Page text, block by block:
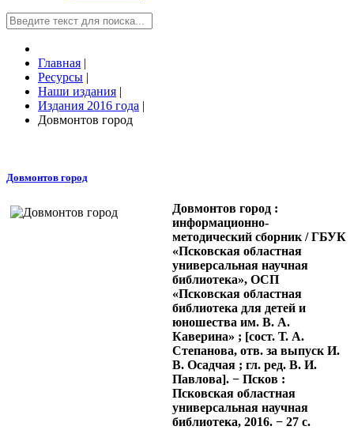
Главная |
Ресурсы |
Наши издания |
Издания 2016 года |
Довмонтов город
Довмонтов город
Довмонтов город :
информационно-
методический сборник / ГБУК
«Псковская областная
универсальная научная
библиотека», ОСП
«Псковская областная
библиотека для детей и
юношества им. В. А.
Каверина» ; [сост. Т. А.
Степанова, отв. за выпуск И.
В. Осадчая ; гл. ред. В. И.
Павлова]. − Псков :
Псковская областная
универсальная научная
библиотека, 2016. − 27 с.